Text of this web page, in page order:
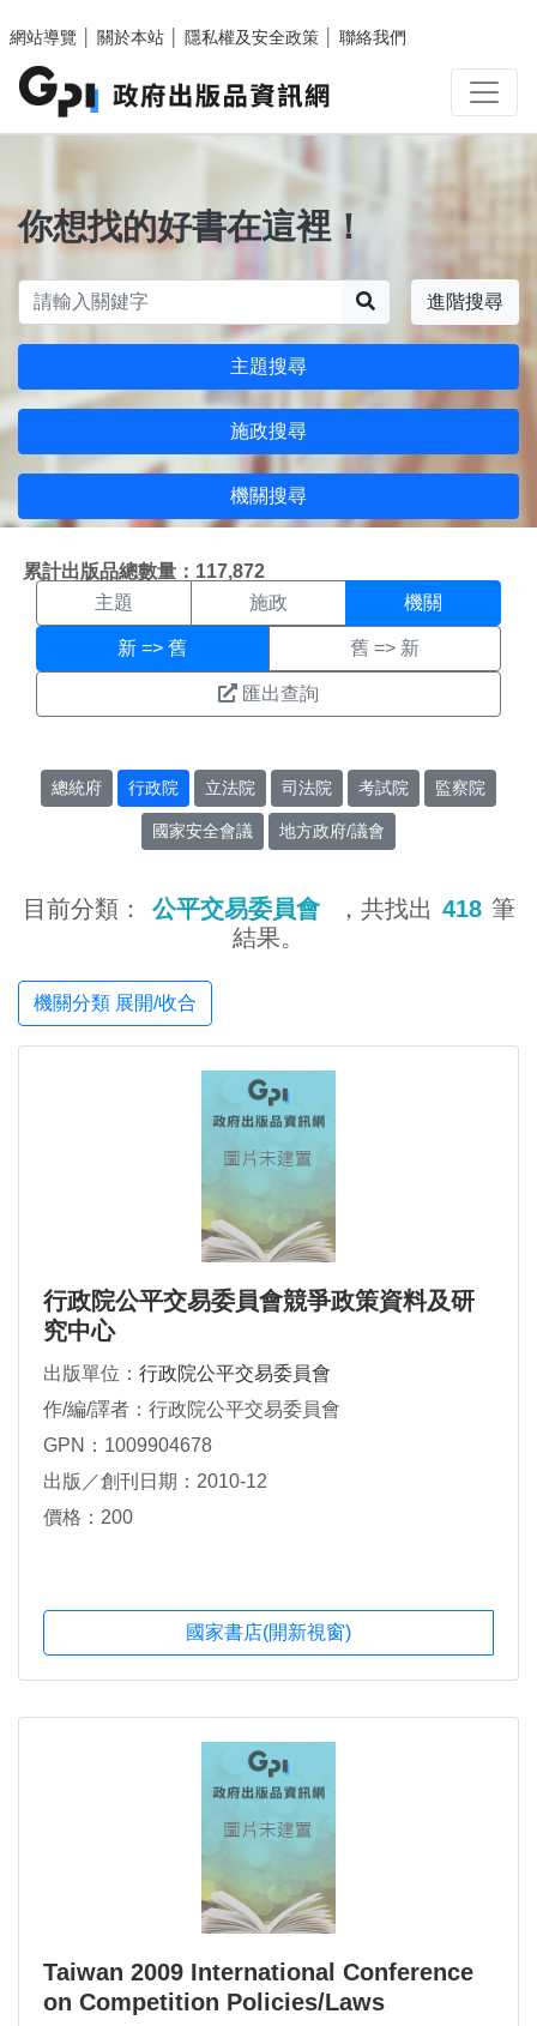
網站導覽
關於本站 隱私權及安全政策 聯絡我們
你想找的好書在這裡！
進階搜尋
主題搜尋
施政搜尋
機關搜尋
累計出版品總數量：117,872
機關搜尋結果頁面
主題 施政 機關
新 => 舊 舊 => 新
匯出查詢
總統府 行政院 立法院 司法院 考試院 監察院
國家安全會議 地方政府/議會
目前分類： 公平交易委員會 ，共找出 418 筆
結果。
機關分類 展開/收合
行政院公平交易委員會競爭政策資料及研
究中心
出版單位： 行政院公平交易委員會
作/編/譯者：行政院公平交易委員會
GPN：1009904678
出版／創刊日期：2010-12
價格：200
國家書店(開新視窗)
Taiwan 2009 International Conference
on Competition Policies/Laws